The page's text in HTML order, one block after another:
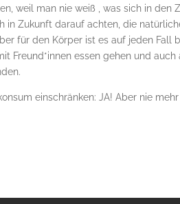
weil man nie weiß , was sich in den
in Zukunft darauf achten, die
für den Körper ist es auf jeden Fall
Freund*innen essen gehen und
einschränken: JA! Aber nie